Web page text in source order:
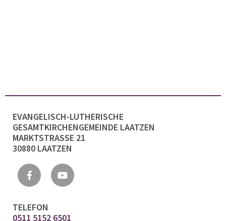
EVANGELISCH-LUTHERISCHE
GESAMTKIRCHENGEMEINDE LAATZEN
MARKTSTRASSE 21
30880 LAATZEN
TELEFON
0511 5152 6501